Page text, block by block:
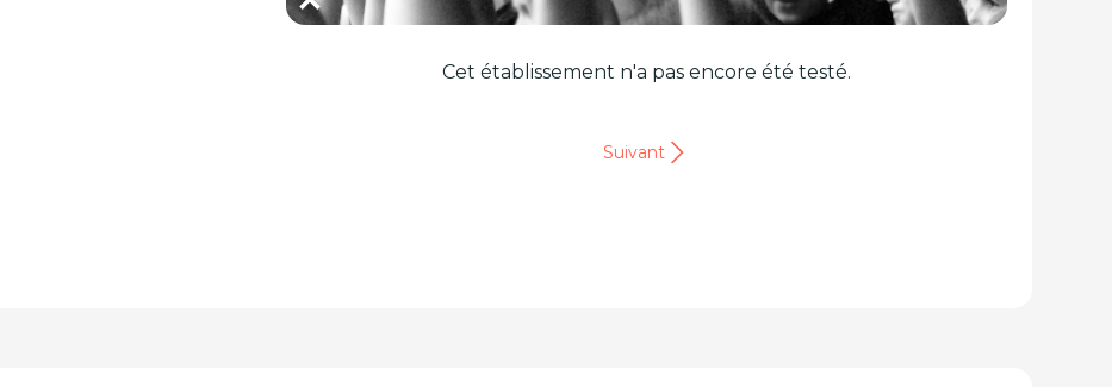
Cet établissement n'a pas encore été testé.
Suivant